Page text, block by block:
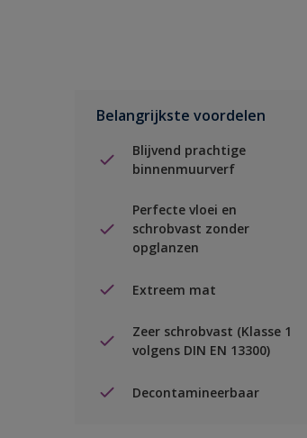
Belangrijkste voordelen
Blijvend prachtige
binnenmuurverf
Perfecte vloei en
schrobvast zonder
opglanzen
Extreem mat
Zeer schrobvast (Klasse 1
volgens DIN EN 13300)
Decontamineerbaar